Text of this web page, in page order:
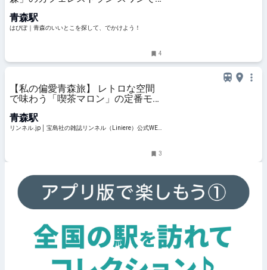
青森駅
はぴぽ｜青森のいいとこを探して、でかけよう！
4
【私の偏愛青森旅】 レトロな空間
で味わう「喫茶マロン」の定番モー
り | ファッション雑誌『リンネル』
の読みもの
青森駅
リンネル.jp │ 宝島社の雑誌リンネル（Liniere）公式WEB
3